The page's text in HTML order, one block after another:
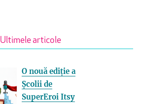
Ultimele articole
O nouă ediție a
Școlii de
SuperEroi Itsy